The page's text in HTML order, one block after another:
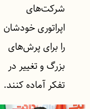
شرکت‌های
اپراتوری خودشان
را برای پرش‌های
بزرگ و تغییر در
تفکر آماده کنند.